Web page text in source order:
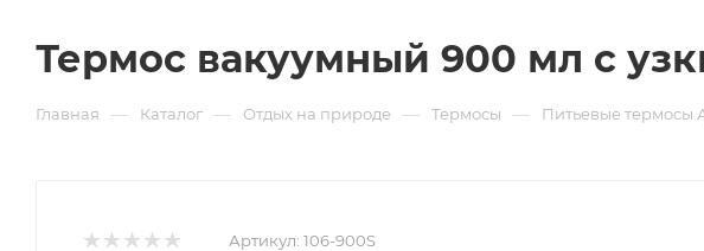
Термос вакуумный 900 мл с
Главная — Каталог — Отдых на природе — Термосы — Питьевые термосы
Артикул: 106-900S